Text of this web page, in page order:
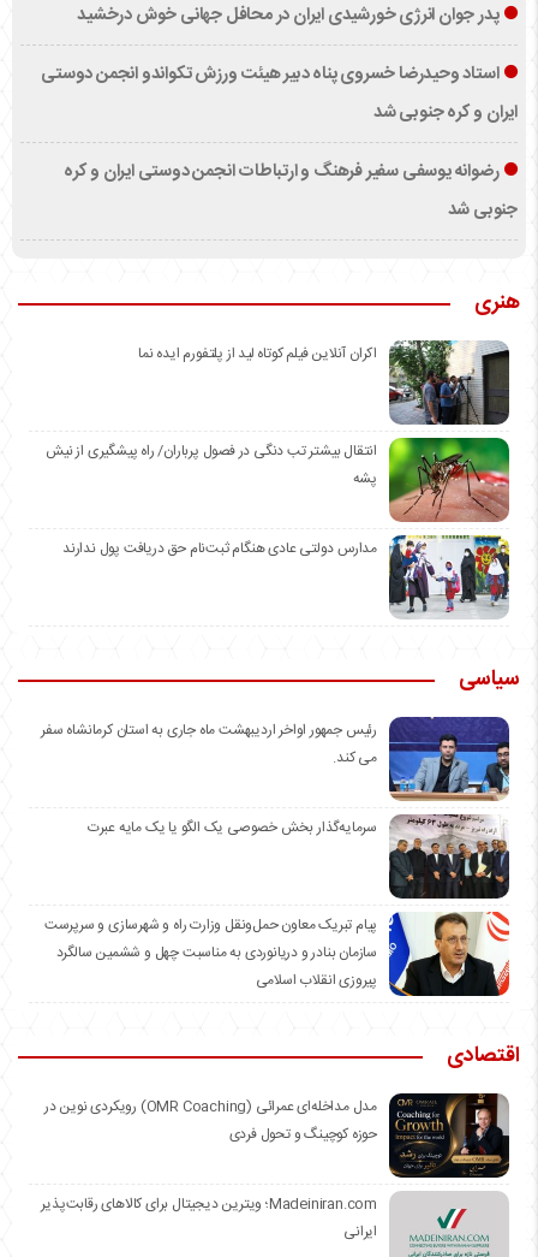
پدر جوان انرژی خورشیدی ایران در محافل جهانی خوش درخشید
استاد وحیدرضا خسروی پناه دبیر هیئت ورزش تکواندو انجمن دوستی
ایران و کره جنوبی شد
رضوانه یوسفی سفیر فرهنگ و ارتباطات انجمن دوستی ایران و کره
جنوبی شد
هنری
اکران آنلاین فیلم کوتاه لید از پلتفورم ایده نما
انتقال بیشتر تب دنگی در فصول پرباران/ راه پیشگیری از نیش
پشه
مدارس دولتی عادی هنگام ثبت‌نام حق دریافت پول ندارند
سیاسی
رئیس جمهور اواخر اردیبهشت ماه جاری به استان کرمانشاه سفر
می کند.
سرمایه‌گذار بخش خصوصی یک الگو یا یک مایه عبرت
️پیام تبریک معاون حمل‌ونقل وزارت راه و شهرسازی و سرپرست
سازمان بنادر و دریانوردی به مناسبت چهل و ششمین سالگرد
پیروزی انقلاب اسلامی
اقتصادی
مدل مداخله‌ای عمرائی (OMR Coaching) رویکردی نوین در
حوزه کوچینگ و تحول فردی
Madeiniran.com؛ ویترین دیجیتال برای کالاهای رقابت‌پذیر
ایرانی